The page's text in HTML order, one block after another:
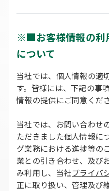
※■お客様情報の利
について
当社では、個人情報の適
す。皆様には、下記の事
情報の提供にご同意くだ
当社では、お問い合わせ
ただきました個人情報に
グ業務における進捗等の
業との引き合わせ、及び
み利用し、当社プライバ
正に取り扱い、管理及び